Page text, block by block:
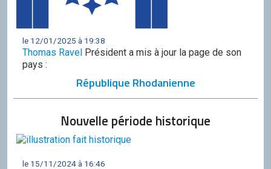
le 12/01/2025 à 19:38
Thomas Ravel Président a mis à jour la page de son
pays :
République Rhodanienne
Nouvelle période historique
le 15/11/2024 à 16:46